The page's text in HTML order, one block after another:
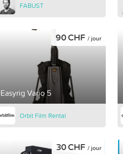
FABUST
Easyrig Vario 5
90 CHF / jour
Orbit Film Rental
30 CHF / jour